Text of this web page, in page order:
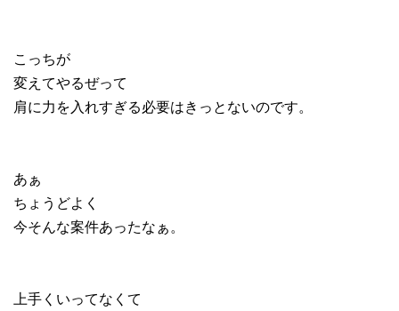
こっちが
変えてやるぜって
肩に力を入れすぎる必要はきっとないのです。
あぁ
ちょうどよく
今そんな案件あったなぁ。
上手くいってなくて